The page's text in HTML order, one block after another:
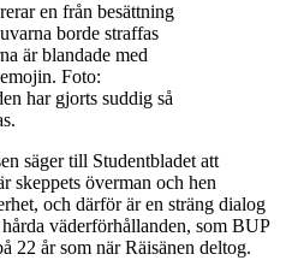
en från besättning
borde straffas
är blandade med
Foto:
har gjorts suddig så
säger till Studentbladet att
skeppets överman och hen
och därför är en sträng dialog
väderförhållanden, som BUP
22 år som när Räisänen deltog.